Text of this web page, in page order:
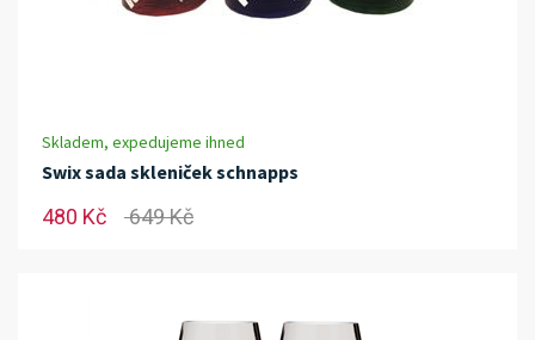
Skladem, expedujeme ihned
Swix sada skleniček schnapps
480 Kč 649 Kč